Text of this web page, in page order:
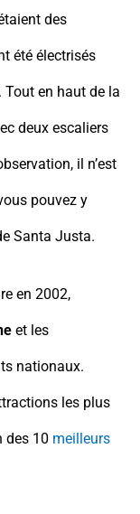
des
été électrisés
en haut de la
deux escaliers
il n’est
pouvez y
Santa Justa.
en 2002,
et les
nationaux.
les plus
des 10 meilleurs